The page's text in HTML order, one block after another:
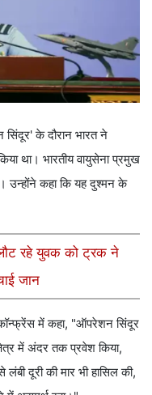
के दौरान भारत ने
था। भारतीय वायुसेना प्रमुख
उन्होंने कहा कि यह दुश्मन के
रहे युवक को ट्रक ने
जान
में कहा, "ऑपरेशन सिंदूर
में अंदर तक प्रवेश किया,
दूरी की मार भी हासिल की,